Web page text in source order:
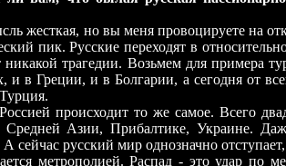
жесткая, но вы меня провоцируете на
пик. Русские переходят в
никакой трагедии. Возьмем для примера
и в Греции, и в Болгарии, а сегодня от
происходит то же самое. Всего
Азии, Прибалтике, Украине.
А сейчас русский мир однозначно
метрополией. Распад - это удар по